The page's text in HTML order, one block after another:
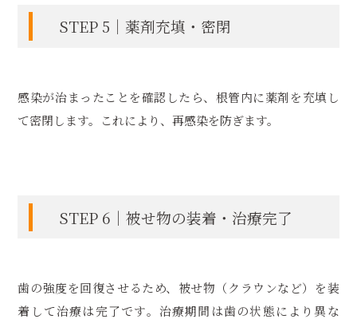
STEP 5｜薬剤充填・密閉
感染が治まったことを確認したら、根管内に薬剤を充填し
て密閉します。これにより、再感染を防ぎます。
STEP 6｜被せ物の装着・治療完了
歯の強度を回復させるため、被せ物（クラウンなど）を装
着して治療は完了です。治療期間は歯の状態により異な